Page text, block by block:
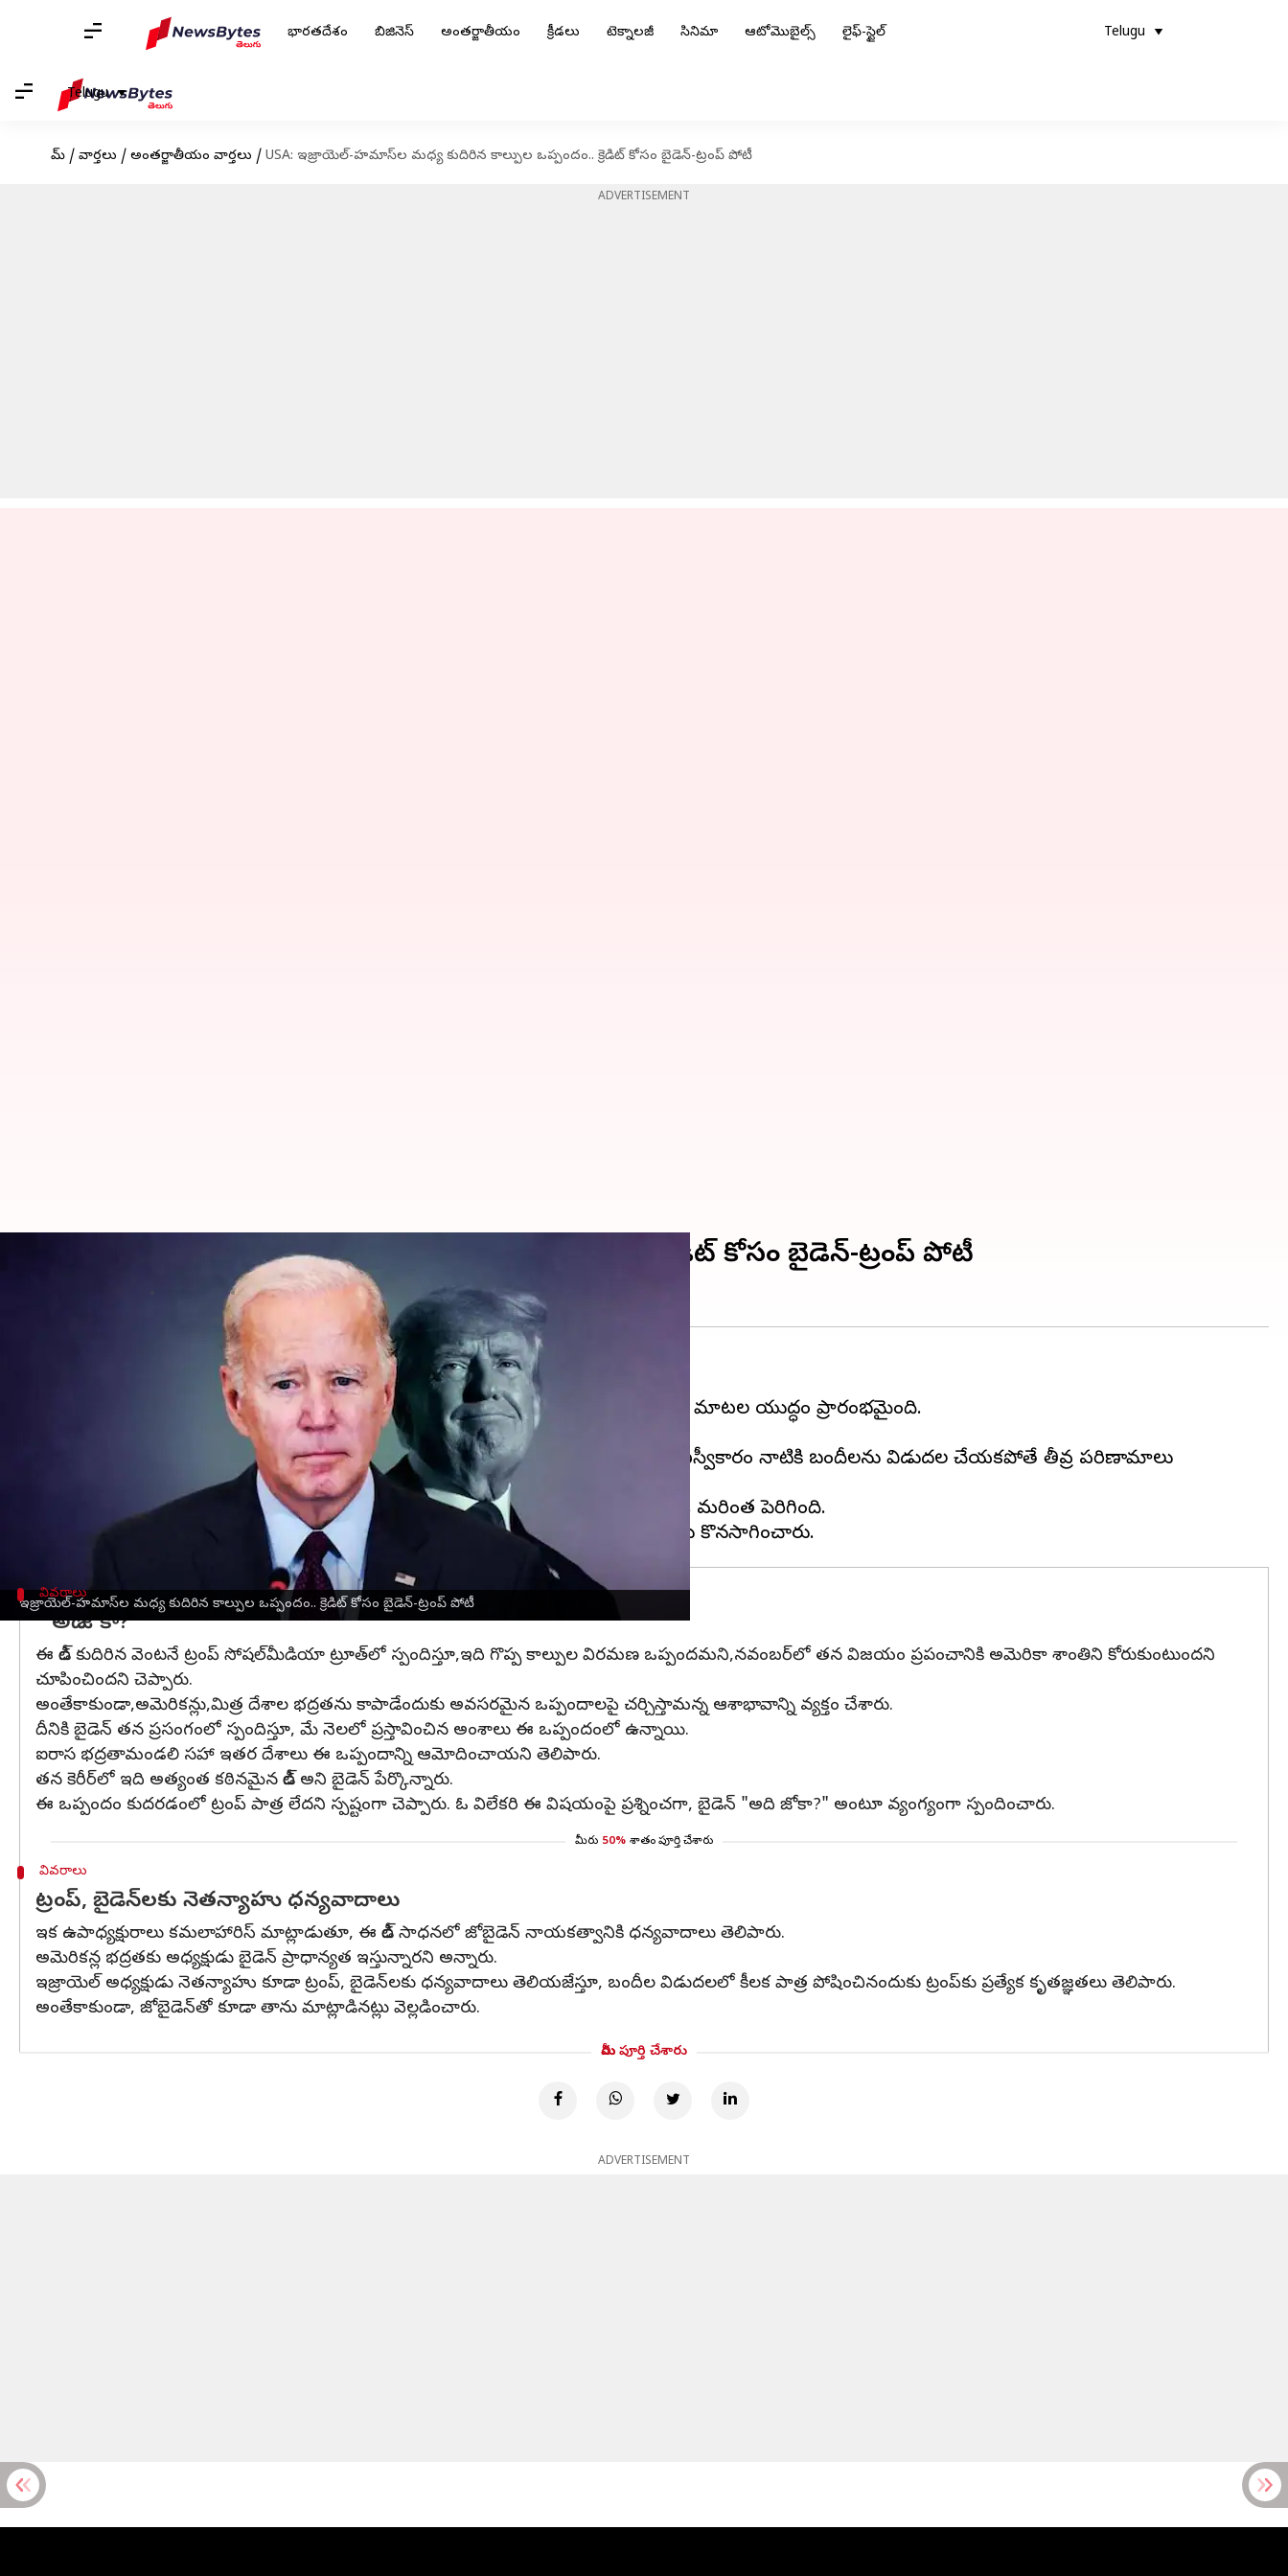
భారతదేశం బిజినెస్ అంతర్జాతీయం క్రీడలు టెక్నాలజీ సినిమా ఆటోమొబైల్స్ లైఫ్-స్టైల్ Telugu
Telugu
హోమ్ / వార్తలు / అంతర్జాతీయం వార్తలు / USA: ఇజ్రాయెల్‌-హమాస్‌ల మధ్య కుదిరిన కాల్పుల ఒప్పందం.. క్రెడిట్‌ కోసం బైడెన్‌-ట్రంప్‌ పోటీ
ADVERTISEMENT
ఇజ్రాయెల్‌-హమాస్‌ల మధ్య కుదిరిన కాల్పుల ఒప్పందం.. క్రెడిట్‌ కోసం బైడెన్‌-ట్రంప్‌ పోటీ
USA: ఇజ్రాయెల్‌-హమాస్‌ల మధ్య కుదిరిన కాల్పుల ఒప్పందం.. క్రెడిట్‌ కోసం బైడెన్‌-ట్రంప్‌ పోటీ
11:18 am
గాజాలో శాంతి ఒప్పందం కుదిరిన వెంటనే, మరోచోట వివాదం చెలరేగింది.
ఈ ఒప్పందాన్ని సాధించడంలో ఘనత తనదే అని నిరూపించుకునేందుకు ట్రంప్‌-బైడెన్‌ మధ్య మాటల యుద్ధం ప్రారంభమైంది.
ఈ వివాదంలో ప్రస్తుత ఉపాధ్యక్షురాలుకమలా హారిస్‌కూడా పాల్గొన్నారు.
డొనాల్డ్‌ ట్రంప్‌కొన్ని రోజుల క్రితం హమాస్‌కు హెచ్చరిక చేస్తూ, తన ప్రమాణస్వీకారం నాటికి బందీలను విడుదల చేయకపోతే తీవ్ర పరిణామాలు
ఎదుర్కోవలసి వస్తుందని ప్రకటించారు.
మరోవైపు నెతన్యాహును విమర్శించే వీడియోను ట్రంప్‌ షేర్‌ చేయడం వల్ల ఇరువర్గాలపై ఒత్తిడి మరింతగా పెరిగింది.
ఇదే సమయంలో
వివరాలు
"అది జోకా?"
ఈ డీల్‌ కుదిరిన వెంటనే ట్రంప్‌ సోషల్‌మీడియా ట్రూత్‌లో స్పందిస్తూ,ఇది గొప్ప కాల్పుల విరమణ ఒప్పందమని,నవంబర్‌లో తన విజయం ప్రపంచానికి అమెరికా శాంతిని కోరుకుంటుందని
చూపించిందని చెప్పారు.
అంతేకాకుండా,అమెరికన్లు,మిత్ర దేశాల భద్రతను కాపాడేందుకు అవసరమైన ఒప్పందాలపై చర్చిస్తామన్న ఆశాభావాన్ని వ్యక్తం చేశారు.
దీనికి బైడెన్‌ తన ప్రసంగంలో స్పందిస్తూ, మే నెలలో ప్రస్తావించిన అంశాలు ఈ ఒప్పందంలో ఉన్నాయి.
ఐరాస భద్రతామండలి సహా ఇతర దేశాలు ఈ ఒప్పందాన్ని ఆమోదించాయని తెలిపారు.
తన కెరీర్‌లో ఇది అత్యంత కఠినమైన డీల్‌ అని బైడెన్‌ పేర్కొన్నారు.
ఈ ఒప్పందం కుదరడంలో ట్రంప్‌ పాత్ర లేదని స్పష్టంగా చెప్పారు. ఓ విలేకరి ఈ విషయంపై ప్రశ్నించగా, బైడెన్‌ "అది జోకా?" అంటూ వ్యంగ్యంగా స్పందించారు.
మీరు 50% శాతం పూర్తి చేశారు
వివరాలు
ట్రంప్‌, బైడెన్‌లకు నెతన్యాహు ధన్యవాదాలు
ఇక ఉపాధ్యక్షురాలు కమలాహారిస్‌ మాట్లాడుతూ, ఈ డీల్‌ సాధనలో జోబైడెన్‌ నాయకత్వానికి ధన్యవాదాలు తెలిపారు.
అమెరికన్ల భద్రతకు అధ్యక్షుడు బైడెన్‌ ప్రాధాన్యత ఇస్తున్నారని అన్నారు.
ఇజ్రాయెల్‌ అధ్యక్షుడు నెతన్యాహు కూడా ట్రంప్‌, బైడెన్‌లకు ధన్యవాదాలు తెలియజేస్తూ, బందీల విడుదలలో కీలక పాత్ర పోషించినందుకు ట్రంప్‌కు ప్రత్యేక కృతజ్ఞతలు తెలిపారు.
అంతేకాకుండా, జోబైడెన్‌తో కూడా తాను మాట్లాడినట్లు వెల్లడించారు.
మీరు పూర్తి చేశారు
ADVERTISEMENT